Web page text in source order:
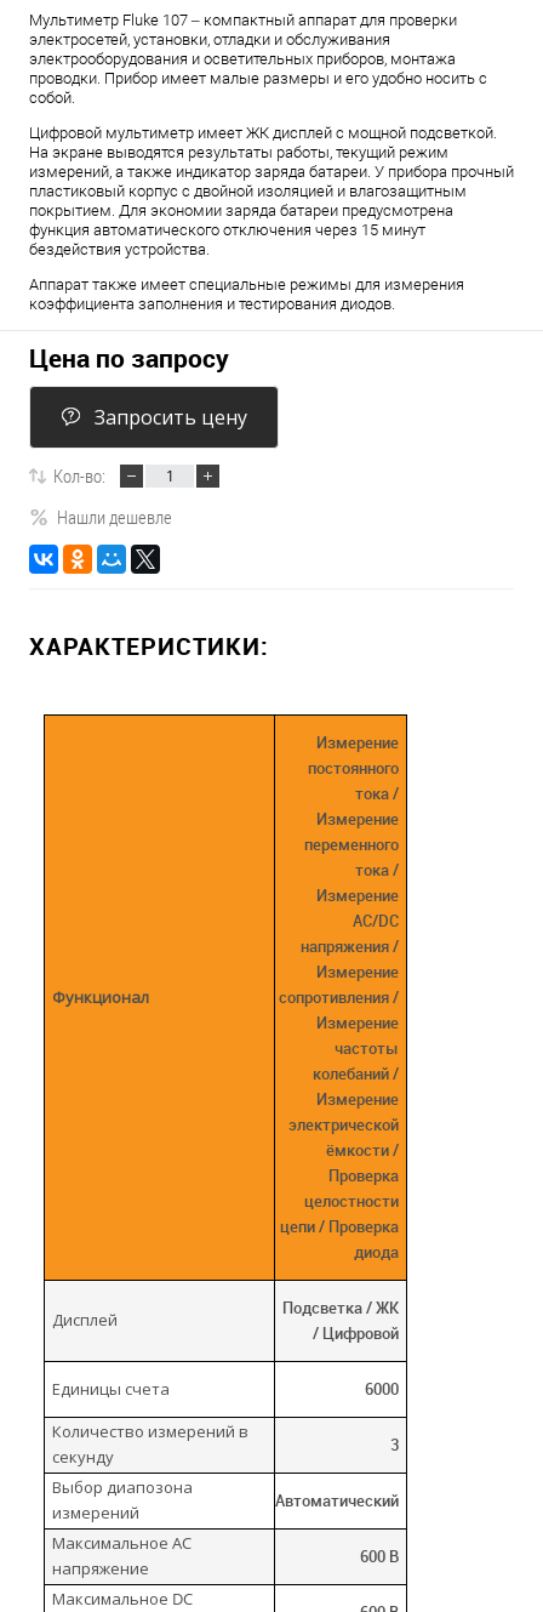
Мультиметр Fluke 107 – компактный аппарат для проверки
электросетей, установки, отладки и обслуживания
электрооборудования и осветительных приборов, монтажа
проводки. Прибор имеет малые размеры и его удобно носить с
собой.
Цифровой мультиметр имеет ЖК дисплей с мощной подсветкой.
На экране выводятся результаты работы, текущий режим
измерений, а также индикатор заряда батареи. У прибора прочный
пластиковый корпус с двойной изоляцией и влагозащитным
покрытием. Для экономии заряда батареи предусмотрена
функция автоматического отключения через 15 минут
бездействия устройства.
Аппарат также имеет специальные режимы для измерения
коэффициента заполнения и тестирования диодов.
Цена по запросу
Запросить цену
Кол-во:
Нашли дешевле
ХАРАКТЕРИСТИКИ:
Функционал
Измерение
постоянного
тока /
Измерение
переменного
тока /
Измерение
AC/DC
напряжения /
Измерение
сопротивления /
Измерение
частоты
колебаний /
Измерение
электрической
ёмкости /
Проверка
целостности
цепи / Проверка
диода
Дисплей
Подсветка / ЖК
/ Цифровой
Единицы счета
6000
Количество измерений в
секунду
3
Выбор диапозона
измерений
Автоматический
Максимальное AC
напряжение
600 В
Максимальное DC